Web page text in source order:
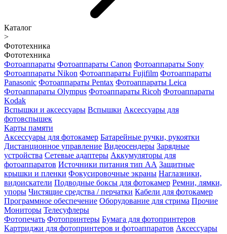
Каталог
>
Фототехника
Фототехника
Фотоаппараты Фотоаппараты Canon Фотоаппараты Sony
Фотоаппараты Nikon Фотоаппараты Fujifilm Фотоаппараты
Panasonic Фотоаппараты Pentax Фотоаппараты Leica
Фотоаппараты Olympus Фотоаппараты Ricoh Фотоаппараты
Kodak
Вспышки и аксессуары Вспышки Аксессуары для
фотовспышек
Карты памяти
Аксессуары для фотокамер Батарейные ручки, рукоятки
Дистанционное управление Видеосендеры Зарядные
устройства Сетевые адаптеры Аккумуляторы для
фотоаппаратов Источники питания тип АА Защитные
крышки и пленки Фокусировочные экраны Наглазники,
видоискатели Подводные боксы для фотокамер Ремни, лямки,
упоры Чистящие средства / перчатки Кабели для фотокамер
Программное обеспечение Оборудование для стрима Прочие
Мониторы Телесуфлеры
Фотопечать Фотопринтеры Бумага для фотопринтеров
Картриджи для фотопринтеров и фотоаппаратов Аксессуары